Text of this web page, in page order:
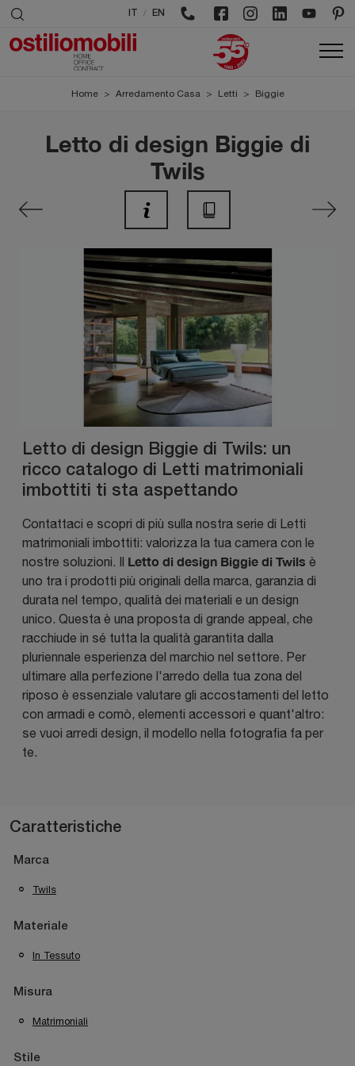
/ EN
Home > Arredamento Casa > Letti > Biggie
Letto di design Biggie di
Twils
Letto di design Biggie di Twils: un
ricco catalogo di Letti matrimoniali
imbottiti ti sta aspettando
Contattaci e scopri di più sulla nostra serie di Letti
matrimoniali imbottiti: valorizza la tua camera con le
nostre soluzioni. Il Letto di design Biggie di Twils è
uno tra i prodotti più originali della marca, garanzia di
durata nel tempo, qualità dei materiali e un design
unico. Questa è una proposta di grande appeal, che
racchiude in sé tutta la qualità garantita dalla
pluriennale esperienza del marchio nel settore. Per
ultimare alla perfezione l'arredo della tua zona del
riposo è essenziale valutare gli accostamenti del letto
con armadi e comò, elementi accessori e quant'altro:
se vuoi arredi design, il modello nella fotografia fa per
te.
Caratteristiche
Marca
Twils
Materiale
In Tessuto
Misura
Matrimoniali
Stile